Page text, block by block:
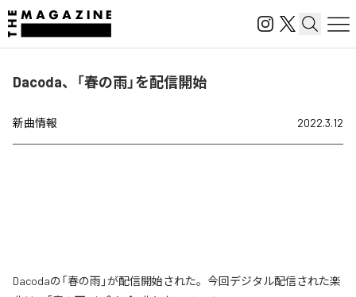
Dacoda、「春の雨」を配信開始
新曲情報 2022.3.12
Dacodaの「春の雨」が配信開始された。今回デジタル配信された楽